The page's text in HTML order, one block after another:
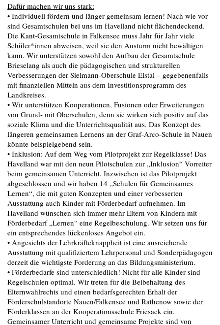
Dafür machen wir uns stark:
• Individuell fördern und länger gemeinsam lernen! Nach wie vor
sind Gesamtschulen bei uns im Havelland nicht flächendeckend.
Die Kant-Gesamtschule in Falkensee muss Jahr für Jahr viele
Schüler*innen abweisen, weil sie den Ansturm nicht bewältigen
kann. Wir unterstützen sowohl den Aufbau der Gesamtschule
Brieselang als auch die pädagogischen und strukturellen
Verbesserungen der Sielmann-Oberschule Elstal – gegebenenfalls
mit finanziellen Mitteln aus dem Investitionsprogramm des
Landkreises.
• Wir unterstützen Kooperationen, Fusionen oder Erweiterungen
von Grund- mit Oberschulen, denn sie wirken sich positiv auf das
soziale Klima und die Unterrichtsqualität aus. Das Konzept des
längeren gemeinsamen Lernens an der Graf-Arco-Schule in Nauen
könnte beispielgebend sein.
• Inklusion: Auf dem Weg vom Pilotprojekt zur Regelklasse! Das
Havelland war mit den neun Pilotschulen zur „Inklusion“ Vorreiter
beim gemeinsamen Unterricht. Inzwischen ist das Pilotprojekt
abgeschlossen und wir haben 14 „Schulen für Gemeinsames
Lernen“, die mit guten Konzepten und einer verbesserten
Ausstattung auch Kinder mit Förderbedarf aufnehmen. Im
Havelland wünschen sich immer mehr Eltern von Kindern mit
Förderbedarf „Lernen“ eine Regelbeschulung. Wir setzen uns für
ein entsprechendes lückenloses Angebot ein.
• Angesichts der Lehrkräfteknappheit ist eine ausreichende
Ausstattung mit qualifiziertem Lehrpersonal und Sonderpädagogen
derzeit die wichtigste Forderung an das Bildungsministerium.
• Förderbedarfe sind unterschiedlich! Nicht für alle Kinder sind
Regelschulen optimal. Wir treten für die Beibehaltung des
Elternwahlrechts und einen bedarfsgerechten Erhalt der
Förderschulstandorte Nauen/Falkensee und Rathenow sowie der
Förderklassen an der Kooperationsschule Friesack ein.
Gemeinsamer Unterricht und gemeinsame Projekte sind von